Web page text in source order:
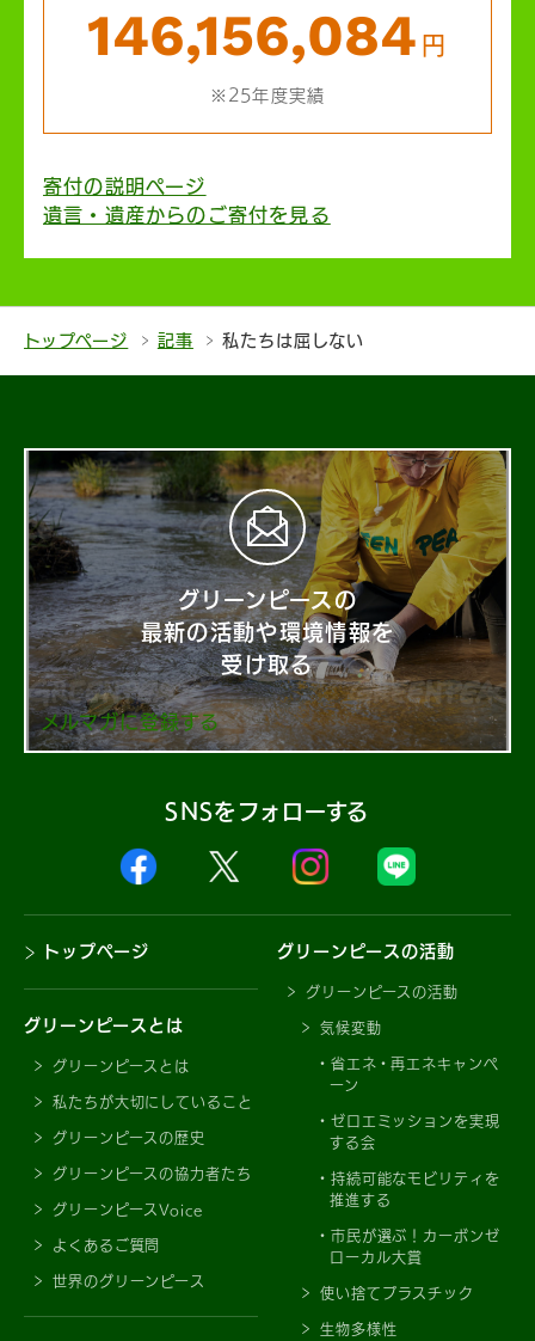
146,156,084 円
※25年度実績
寄付の説明ページ
遺言・遺産からのご寄付を見る
トップページ 記事 私たちは屈しない
グリーンピースの
最新の活動や環境情報を
受け取る
メルマガに登録する
SNSをフォローする
トップページ
グリーンピースとは
グリーンピースとは
私たちが大切にしていること
グリーンピースの歴史
グリーンピースの協力者たち
グリーンピースVoice
よくあるご質問
世界のグリーンピース
グリーンピースの活動
グリーンピースの活動
気候変動
省エネ・再エネキャンペ
ーン
ゼロエミッションを実現
する会
持続可能なモビリティを
推進する
市民が選ぶ！カーボンゼ
ローカル大賞
使い捨てプラスチック
生物多様性